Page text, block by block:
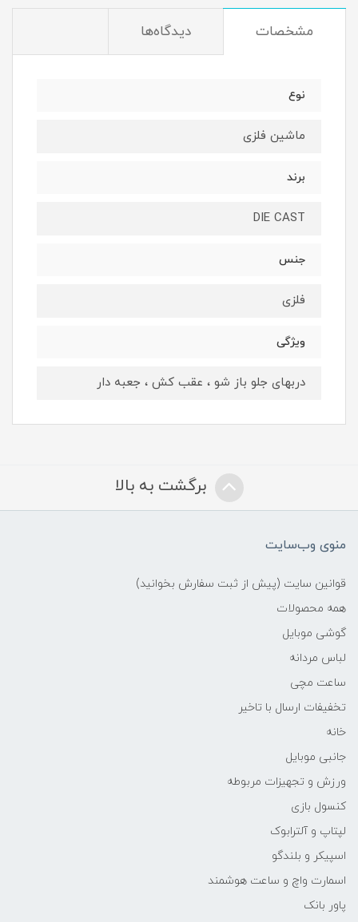
مشخصات دیدگاه‌ها
نوع
ماشین فلزی
برند
DIE CAST
جنس
فلزی
ویژگی
دربهای جلو باز شو ، عقب کش ، جعبه دار
برگشت به بالا
منوی وب‌سایت
قوانین سایت (پیش از ثبت سفارش بخوانید)
همه محصولات
گوشی موبایل
لباس مردانه
ساعت مچی
تخفیفات ارسال با تاخیر
خانه
جانبی موبایل
ورزش و تجهیزات مربوطه
کنسول بازی
لپتاپ و آلترابوک
اسپیکر و بلندگو
اسمارت واچ و ساعت هوشمند
پاور بانک